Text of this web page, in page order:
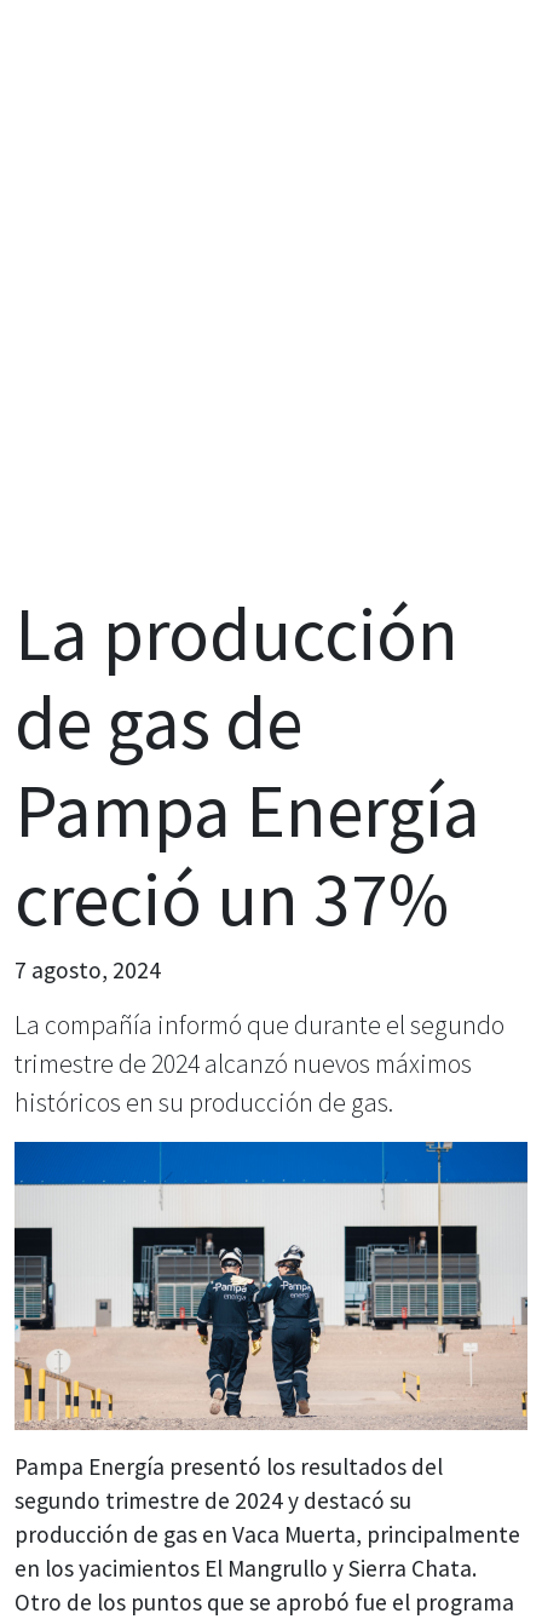
La producción
de gas de
Pampa Energía
creció un 37%
7 agosto, 2024
La compañía informó que durante el segundo
trimestre de 2024 alcanzó nuevos máximos
históricos en su producción de gas.
Pampa Energía presentó los resultados del
segundo trimestre de 2024 y destacó su
producción de gas en Vaca Muerta, principalmente
en los yacimientos El Mangrullo y Sierra Chata.
Otro de los puntos que se aprobó fue el programa